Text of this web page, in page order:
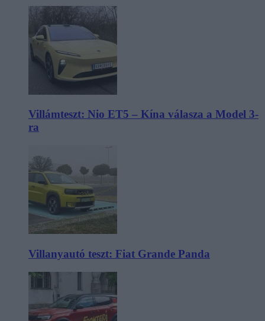
Villámteszt: Nio ET5 – Kína válasza a Model 3-
ra
Villanyautó teszt: Fiat Grande Panda